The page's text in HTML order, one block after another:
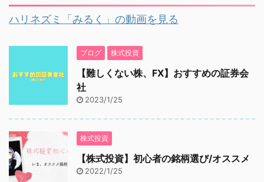
ハリネズミ「みるく」の動画を見る
ブログ 株式投資
【難しくない株、FX】おすすめの証券会
社
2023/1/25
株式投資
【株式投資】初心者の銘柄選び/オススメ
2022/1/25